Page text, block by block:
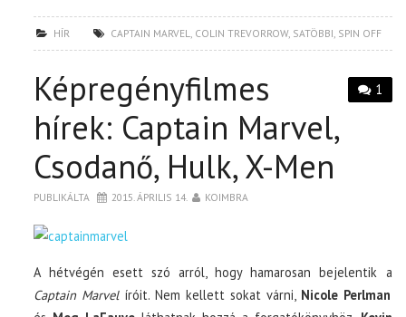
HÍR CAPTAIN MARVEL, COLIN TREVORROW, SATÖBBI, SPIN OFF
1
Képregényfilmes
hírek: Captain Marvel,
Csodanő, Hulk, X-Men
PUBLIKÁLTA 2015. ÁPRILIS 14. KOIMBRA
A hétvégén esett szó arról, hogy hamarosan bejelentik a
Captain Marvelíróit. Nem kellett sokat várni, Nicole Perlman